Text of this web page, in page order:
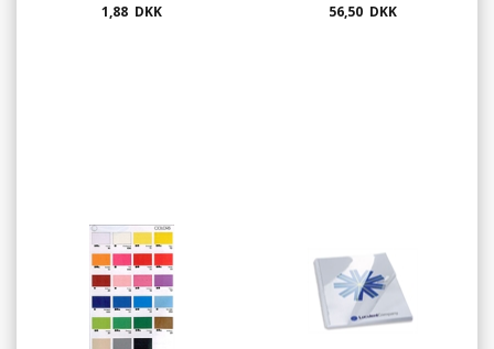
1,88 DKK
vandbaseret - 15 farver
56,50 DKK